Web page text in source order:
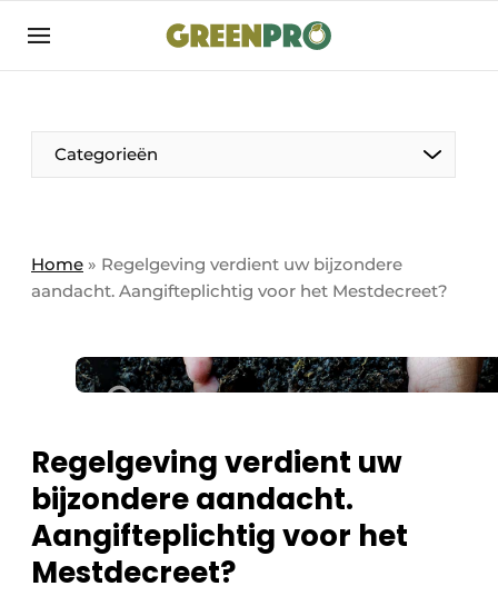
Aanmelden
Bedrijven
Bedrijven
Direct contact
Evenement aanmelden
groenprofessional
Meest gelezen
Podcasts
Privacy / Cookie statement
Vacature aanmelden
Video’s
Categorieën
Home » Regelgeving verdient uw bijzondere
aandacht. Aangifteplichtig voor het Mestdecreet?
Regelgeving verdient uw
bijzondere aandacht.
Aangifteplichtig voor het
Mestdecreet?